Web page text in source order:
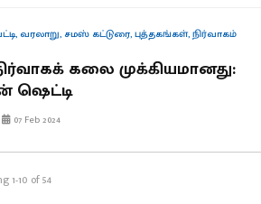
, வரலாறு, சமஸ் கட்டுரை,புத்தகங்கள்,நிர்வாகம்
கலை முக்கியமானது:
07 Feb 2024
1-10 of 54